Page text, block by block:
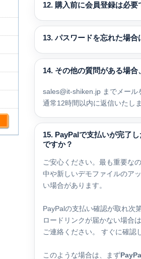
12. 購入前に会員登録は必要
13. パスワードを忘れた場
14. その他の質問がある場
sales@it-shiken.jp までメー
通常12時間以内に返信いたし
15. PayPalで支払いが完了
ですか？
ご安心ください。最も重要な
中や新しいデモファイルのア
い場合があります。
PayPalの支払い確認が取れ次
ロードリンクが届かない場合
ご連絡ください。 すぐに確認
このような場合は、まず